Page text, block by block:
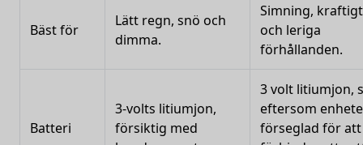
Bäst för
Lätt regn, snö och
dimma.
Simning,
och leriga
förhållanden.
Batteri
3-volts litiumjon,
försiktig med
3 volt litiumjon,
eftersom
förseglad för att